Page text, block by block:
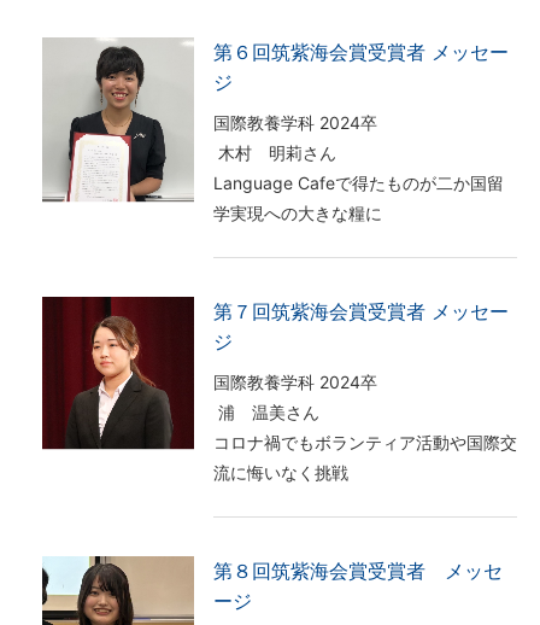
第６回筑紫海会賞受賞者 メッセー
ジ
国際教養学科 2024卒
木村 明莉さん
Language Cafeで得たものが二か国留
学実現への大きな糧に
第７回筑紫海会賞受賞者 メッセー
ジ
国際教養学科 2024卒
浦 温美さん
コロナ禍でもボランティア活動や国際交
流に悔いなく挑戦
第８回筑紫海会賞受賞者 メッセ
ージ